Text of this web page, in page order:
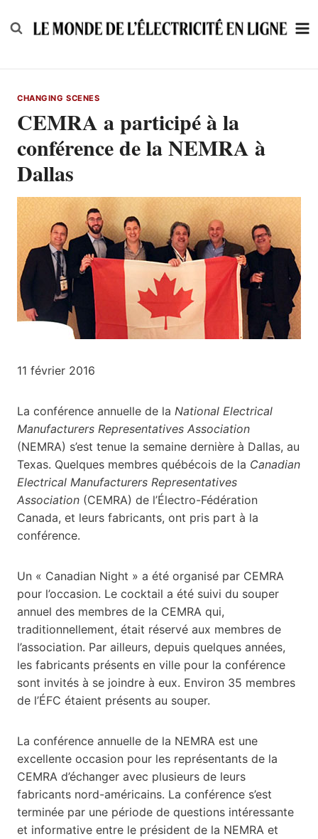
to
CHANGING SCENES
CEMRA a participé à la
conférence de la NEMRA à
Dallas
11 février 2016
La conférence annuelle de la National Electrical
Manufacturers Representatives Association
(NEMRA) s’est tenue la semaine dernière à Dallas, au
Texas. Quelques membres québécois de la Canadian
Electrical Manufacturers Representatives
Association (CEMRA) de l’Électro-Fédération
Canada, et leurs fabricants, ont pris part à la
conférence.
Un « Canadian Night » a été organisé par CEMRA
pour l’occasion. Le cocktail a été suivi du souper
annuel des membres de la CEMRA qui,
traditionnellement, était réservé aux membres de
l’association. Par ailleurs, depuis quelques années,
les fabricants présents en ville pour la conférence
sont invités à se joindre à eux. Environ 35 membres
de l’ÉFC étaient présents au souper.
La conférence annuelle de la NEMRA est une
excellente occasion pour les représentants de la
CEMRA d’échanger avec plusieurs de leurs
fabricants nord-américains. La conférence s’est
terminée par une période de questions intéressante
et informative entre le président de la NEMRA et